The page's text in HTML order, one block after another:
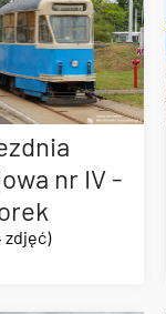
nr IV -
zdjęć)